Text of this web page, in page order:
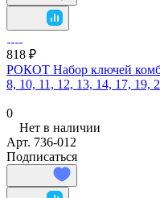
818 ₽
РОКОТ Набор ключей
8, 10, 11, 12, 13, 14, 17, 19,
0
Нет в наличии
Арт. 736-012
Подписаться